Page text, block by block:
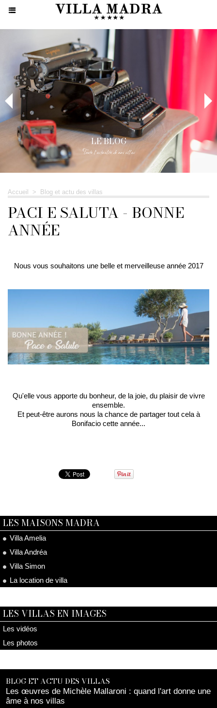
LE BLOG
Toute l'actualité de nos villas
Accueil > Blog et actu des villas
PACI E SALUTA - BONNE
ANNÉE
Nous vous souhaitons une belle et merveilleuse année 2017
Qu'elle vous apporte du bonheur, de la joie, du plaisir de vivre
ensemble.
Et peut-être aurons nous la chance de partager tout cela à
Bonifacio cette année...
LES MAISONS MADRA
Villa Amelia
Villa Andréa
Villa Simon
La location de villa
LES VILLAS EN IMAGES
Les vidéos
Les photos
BLOG ET ACTU DES VILLAS
Les œuvres de Michèle Mallaroni : quand l'art donne une
âme à nos villas